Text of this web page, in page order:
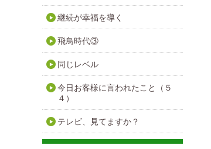
継続が幸福を導く
飛鳥時代③
同じレベル
今日お客様に言われたこと（５
４）
テレビ、見てますか？